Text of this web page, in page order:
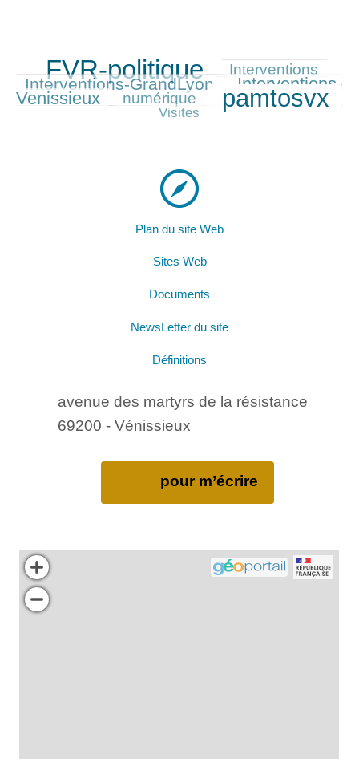
1263/1263
FVR-politique
408/1263 Interventions
453/1263
Interventions-GrandLyon
588/1263 Interventions-
Venissieux
420/1263 numérique
1164/1263 pamtosvx
208/1263
Visites
Plan du site Web
Sites Web
Documents
NewsLetter du site
Définitions
avenue des martyrs de la résistance
69200 - Vénissieux
pour m’écrire